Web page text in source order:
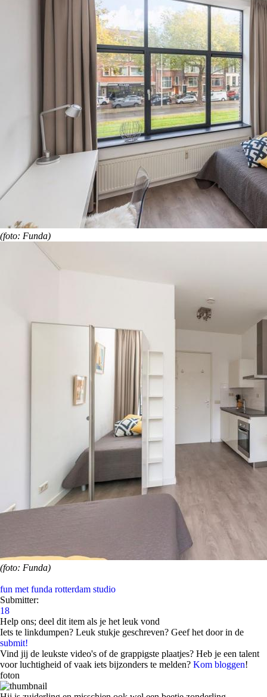
(foto: Funda)
(foto: Funda)
fun met funda rotterdam studio
Submitter:
18
Help ons; deel dit item als je het leuk vond
Iets te linkdumpen? Leuk stukje geschreven? Geef het door in de
submit!
Vind jij de leukste video's of de grappigste plaatjes? Heb je een talent
voor luchtigheid of vaak iets bijzonders te melden? Kom bloggen!
foton